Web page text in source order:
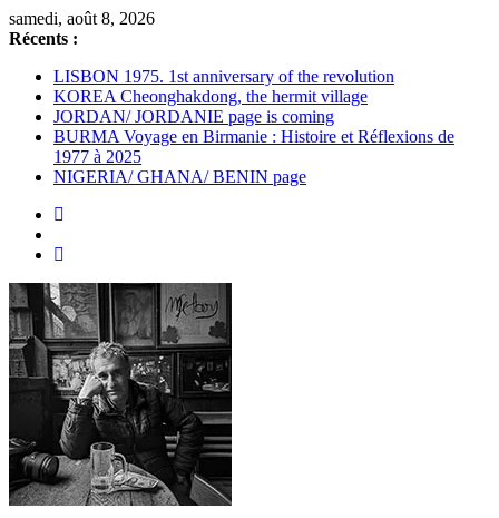
Passer
au
samedi, août 8, 2026
Récents :
LISBON 1975. 1st anniversary of the revolution
KOREA Cheonghakdong, the hermit village
JORDAN/ JORDANIE page is coming
BURMA Voyage en Birmanie : Histoire et Réflexions de
1977 à 2025
NIGERIA/ GHANA/ BENIN page